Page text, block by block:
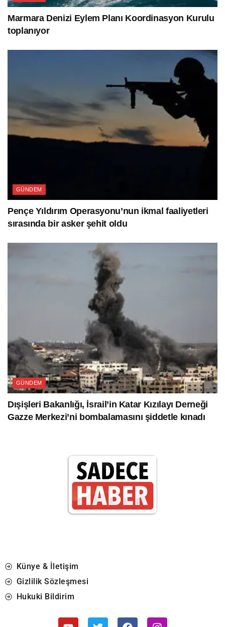
Marmara Denizi Eylem Planı Koordinasyon Kurulu
toplanıyor
GÜNDEM
Pençe Yıldırım Operasyonu’nun ikmal faaliyetleri
sırasında bir asker şehit oldu
GÜNDEM
Dışişleri Bakanlığı, İsrail’in Katar Kızılayı Derneği
Gazze Merkezi’ni bombalamasını şiddetle kınadı
Künye & İletişim
Gizlilik Sözleşmesi
Hukuki Bildirim